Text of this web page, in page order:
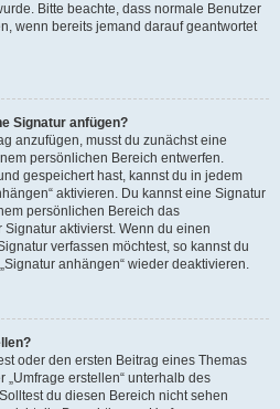
Bitte beachte, dass normale Benutzer
wenn bereits jemand darauf geantwortet
Signatur anfügen?
anzufügen, musst du zunächst eine
persönlichen Bereich entwerfen.
gespeichert hast, kannst du in jedem
aktivieren. Du kannst eine Signatur
persönlichen Bereich das
aktivierst. Wenn du einen
verfassen möchtest, so kannst du
anhängen“ wieder deaktivieren.
oder den ersten Beitrag eines Themas
erstellen“ unterhalb des
du diesen Bereich nicht sehen